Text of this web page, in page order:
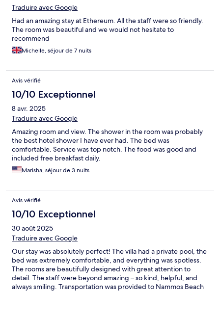
Traduire avec Google
Had an amazing stay at Ethereum. All the staff were so friendly.
The room was beautiful and we would not hesitate to
recommend
Michelle, séjour de 7 nuits
Avis vérifié
10/10 Exceptionnel
8 avr. 2025
Traduire avec Google
Amazing room and view. The shower in the room was probably
the best hotel shower I have ever had. The bed was
comfortable. Service was top notch. The food was good and
included free breakfast daily.
Marisha, séjour de 3 nuits
Avis vérifié
10/10 Exceptionnel
30 août 2025
Traduire avec Google
Our stay was absolutely perfect! The villa had a private pool, the
bed was extremely comfortable, and everything was spotless.
The rooms are beautifully designed with great attention to
detail. The staff were beyond amazing – so kind, helpful, and
always smiling. Transportation was provided to Nammos Beach